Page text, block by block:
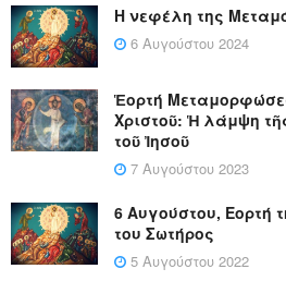
Η νεφέλη της
6 Αυγούστου 2024
Ἑορτή
Χριστοῦ: Ἡ λάμψη
τοῦ Ἰησοῦ
7 Αυγούστου 2023
6 Αυγούστου, Εορτή
του Σωτήρος
5 Αυγούστου 2022